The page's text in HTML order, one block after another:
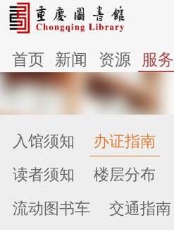
首页 新闻 资源 服务
入馆须知 办证指南
读者须知
楼层分布
流动图书车
交通指南